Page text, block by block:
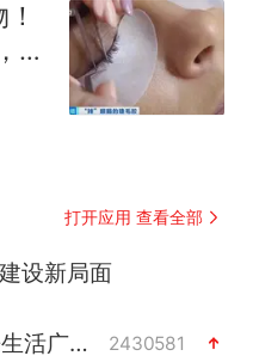
店
打开应用 查看全部
设新局面
于东来回应关闭胖东来生活广场店 2430581